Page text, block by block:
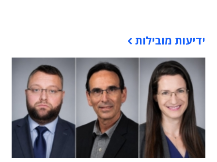
ידיעות מובילות